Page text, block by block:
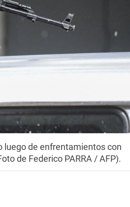
luego de enfrentamientos con
de Federico PARRA / AFP).